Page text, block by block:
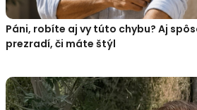
Páni, robíte aj vy túto chybu? Aj
prezradí, či máte štýl